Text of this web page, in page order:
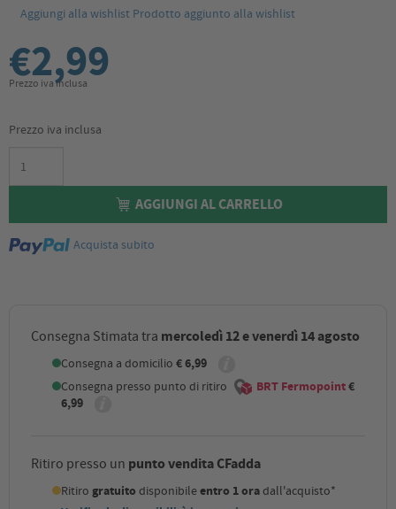
Aggiungi alla wishlist Prodotto aggiunto alla wishlist
€2,99
Prezzo iva inclusa
Prezzo iva inclusa
AGGIUNGI AL CARRELLO
Acquista subito
Consegna Stimata tra mercoledì 12 e venerdì 14 agosto
Consegna a domicilio € 6,99
Consegna presso punto di ritiro BRT Fermopoint€
6,99
Ritiro presso un punto vendita CFadda
Ritiro gratuito disponibileentro 1 oradall'acquisto*